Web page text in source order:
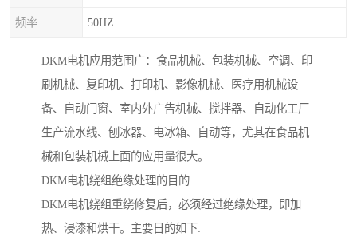
频率 50HZ
DKM电机应用范围广：食品机械、包装机械、空调、印
刷机械、复印机、打印机、影像机械、医疗用机械设
备、自动门窗、室内外广告机械、搅拌器、自动化工厂
生产流水线、刨冰器、电冰箱、自动等，尤其在食品机
械和包装机械上面的应用量很大。
DKM电机绕组绝缘处理的目的
DKM电机绕组重绕修复后，必须经过绝缘处理，即加
热、浸漆和烘干。主要日的如下: